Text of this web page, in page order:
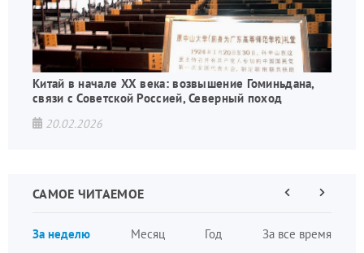
Китай в начале XX века: возвышение Гоминьдана,
связи с Советской Россией, Северный поход
20.02.2026
САМОЕ ЧИТАЕМОЕ
За неделю Месяц Год За все время
страниц
ПредыдущаяСледующая